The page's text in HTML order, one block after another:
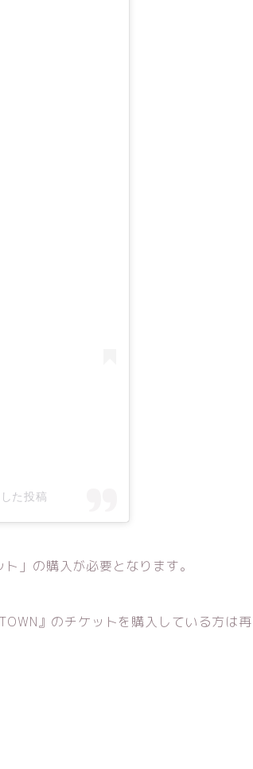
た投稿
」の購入が必要となります。
』のチケットを購入している方は再